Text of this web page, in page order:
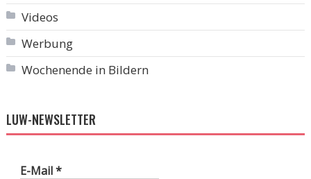
Videos
Werbung
Wochenende in Bildern
LUW-NEWSLETTER
E-Mail*